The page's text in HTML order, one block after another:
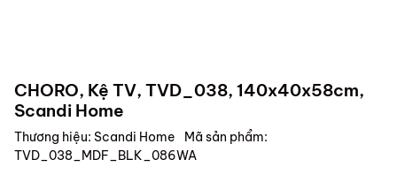
CHORO, Kệ TV, TVD_038, 140x40x58cm,
Scandi Home
Thương hiệu: Scandi Home
Mã sản phẩm:
TVD_038_MDF_BLK_086WA